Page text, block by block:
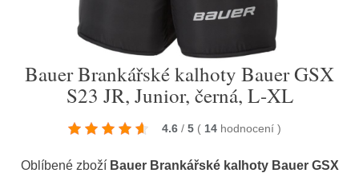
Bauer Brankářské kalhoty Bauer GSX
S23 JR, Junior, černá, L-XL
4.6 / 5 ( 14 hodnocení )
Oblíbené zboží Bauer Brankářské kalhoty Bauer GSX